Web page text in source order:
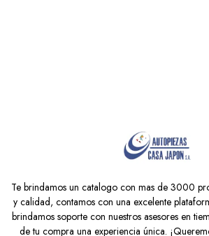
Te brindamos un catalogo con mas de 3000
y calidad, contamos con una excelente
brindamos soporte con nuestros asesores en
de tu compra una experiencia única.